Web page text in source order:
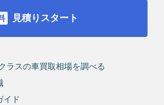
見積りスタート
ラスの車買取相場を調べる
イド